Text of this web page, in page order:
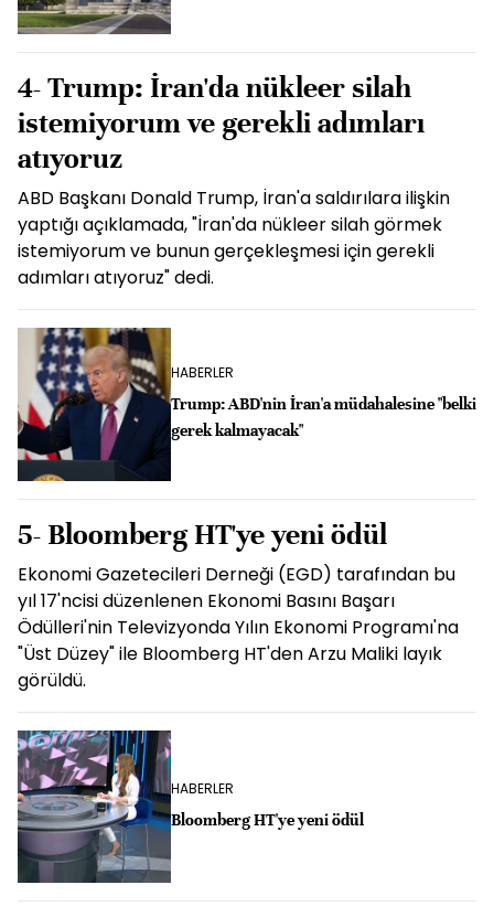
4- Trump: İran'da nükleer silah
istemiyorum ve gerekli adımları
atıyoruz
ABD Başkanı Donald Trump, İran'a saldırılara ilişkin
yaptığı açıklamada, "İran'da nükleer silah görmek
istemiyorum ve bunun gerçekleşmesi için gerekli
adımları atıyoruz" dedi.
HABERLER
Trump: ABD'nin İran'a müdahalesine "belki
gerek kalmayacak"
5- Bloomberg HT'ye yeni ödül
Ekonomi Gazetecileri Derneği (EGD) tarafından bu
yıl 17'ncisi düzenlenen Ekonomi Basını Başarı
Ödülleri'nin Televizyonda Yılın Ekonomi Programı'na
"Üst Düzey" ile Bloomberg HT'den Arzu Maliki layık
görüldü.
HABERLER
Bloomberg HT'ye yeni ödül